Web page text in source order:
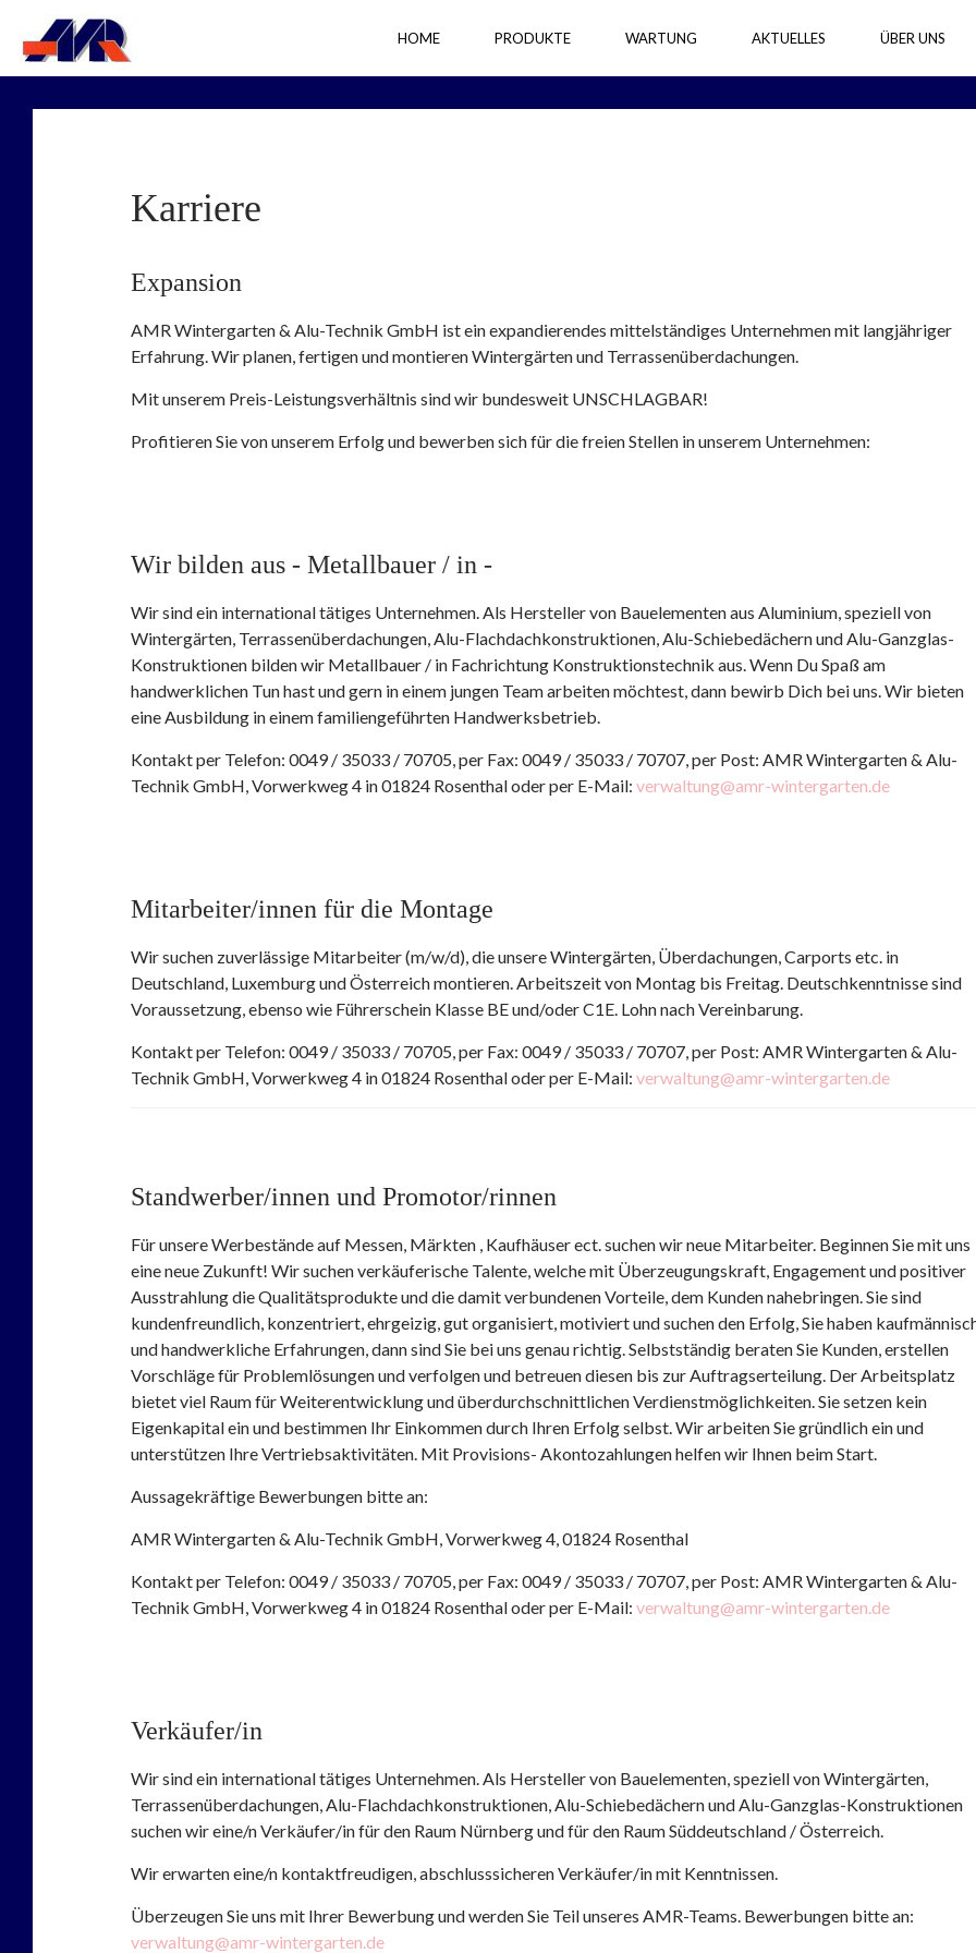
HOME PRODUKTE WARTUNG AKTUELLES ÜBER UNS
Karriere
Expansion
AMR Wintergarten & Alu-Technik GmbH ist ein expandierendes mittelständiges Unternehmen mit langjähriger
Erfahrung. Wir planen, fertigen und montieren Wintergärten und Terrassenüberdachungen.
Mit unserem Preis-Leistungsverhältnis sind wir bundesweit UNSCHLAGBAR!
Profitieren Sie von unserem Erfolg und bewerben sich für die freien Stellen in unserem Unternehmen:
Wir bilden aus - Metallbauer / in -
Wir sind ein international tätiges Unternehmen. Als Hersteller von Bauelementen aus Aluminium, speziell von
Wintergärten, Terrassenüberdachungen, Alu-Flachdachkonstruktionen, Alu-Schiebedächern und Alu-Ganzglas-
Konstruktionen bilden wir Metallbauer / in Fachrichtung Konstruktionstechnik aus. Wenn Du Spaß am
handwerklichen Tun hast und gern in einem jungen Team arbeiten möchtest, dann bewirb Dich bei uns. Wir bieten
eine Ausbildung in einem familiengeführten Handwerksbetrieb.
Kontakt per Telefon: 0049 / 35033 / 70705, per Fax: 0049 / 35033 / 70707, per Post: AMR Wintergarten & Alu-
Technik GmbH, Vorwerkweg 4 in 01824 Rosenthal oder per E-Mail: verwaltung@amr-wintergarten.de
Mitarbeiter/innen für die Montage
Wir suchen zuverlässige Mitarbeiter (m/w/d), die unsere Wintergärten, Überdachungen, Carports etc. in
Deutschland, Luxemburg und Österreich montieren. Arbeitszeit von Montag bis Freitag. Deutschkenntnisse sind
Voraussetzung, ebenso wie Führerschein Klasse BE und/oder C1E. Lohn nach Vereinbarung.
Kontakt per Telefon: 0049 / 35033 / 70705, per Fax: 0049 / 35033 / 70707, per Post: AMR Wintergarten & Alu-
Technik GmbH, Vorwerkweg 4 in 01824 Rosenthal oder per E-Mail: verwaltung@amr-wintergarten.de
Standwerber/innen und Promotor/rinnen
Für unsere Werbestände auf Messen, Märkten , Kaufhäuser ect. suchen wir neue Mitarbeiter. Beginnen Sie mit uns
eine neue Zukunft! Wir suchen verkäuferische Talente, welche mit Überzeugungskraft, Engagement und positiver
Ausstrahlung die Qualitätsprodukte und die damit verbundenen Vorteile, dem Kunden nahebringen. Sie sind
kundenfreundlich, konzentriert, ehrgeizig, gut organisiert, motiviert und suchen den Erfolg, Sie haben
und handwerkliche Erfahrungen, dann sind Sie bei uns genau richtig. Selbstständig beraten Sie Kunden, erstellen
Vorschläge für Problemlösungen und verfolgen und betreuen diesen bis zur Auftragserteilung. Der Arbeitsplatz
bietet viel Raum für Weiterentwicklung und überdurchschnittlichen Verdienstmöglichkeiten. Sie setzen kein
Eigenkapital ein und bestimmen Ihr Einkommen durch Ihren Erfolg selbst. Wir arbeiten Sie gründlich ein und
unterstützen Ihre Vertriebsaktivitäten. Mit Provisions- Akontozahlungen helfen wir Ihnen beim Start.
Aussagekräftige Bewerbungen bitte an:
AMR Wintergarten & Alu-Technik GmbH, Vorwerkweg 4, 01824 Rosenthal
Kontakt per Telefon: 0049 / 35033 / 70705, per Fax: 0049 / 35033 / 70707, per Post: AMR Wintergarten & Alu-
Technik GmbH, Vorwerkweg 4 in 01824 Rosenthal oder per E-Mail: verwaltung@amr-wintergarten.de
Verkäufer/in
Wir sind ein international tätiges Unternehmen. Als Hersteller von Bauelementen, speziell von Wintergärten,
Terrassenüberdachungen, Alu-Flachdachkonstruktionen, Alu-Schiebedächern und Alu-Ganzglas-Konstruktionen
suchen wir eine/n Verkäufer/in für den Raum Nürnberg und für den Raum Süddeutschland / Österreich.
Wir erwarten eine/n kontaktfreudigen, abschlusssicheren Verkäufer/in mit Kenntnissen.
Überzeugen Sie uns mit Ihrer Bewerbung und werden Sie Teil unseres AMR-Teams. Bewerbungen bitte an:
verwaltung@amr-wintergarten.de